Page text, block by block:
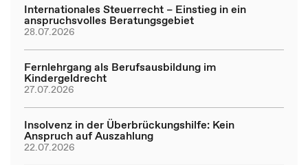
Internationales Steuerrecht – Einstieg in ein
anspruchsvolles Beratungsgebiet
28.07.2026
Fernlehrgang als Berufsausbildung im
Kindergeldrecht
27.07.2026
Insolvenz in der Überbrückungshilfe: Kein
Anspruch auf Auszahlung
22.07.2026